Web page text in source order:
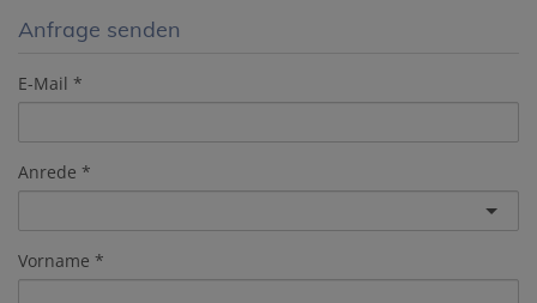
Anfrage senden
E-Mail
Anrede
Vorname